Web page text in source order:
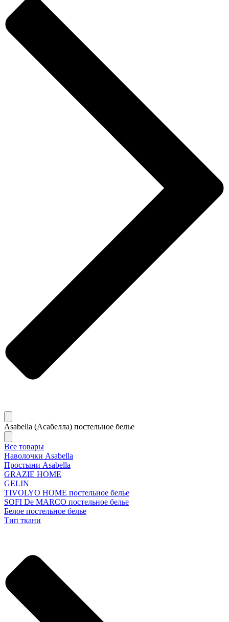
Asabella (Асабелла) постельное белье
Все товары
Наволочки Asabella
Простыни Asabella
GRAZIE HOME
GELIN
TIVOLYO HOME постельное белье
SOFI De MARCO постельное белье
Белое постельное белье
Тип ткани